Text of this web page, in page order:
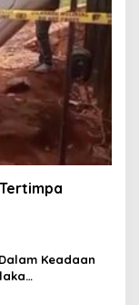
Keadaan